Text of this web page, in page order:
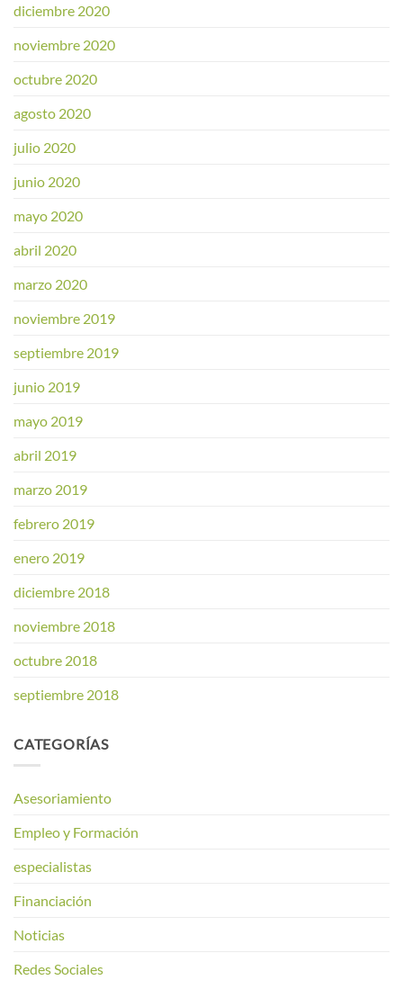
diciembre 2020
noviembre 2020
octubre 2020
agosto 2020
julio 2020
junio 2020
mayo 2020
abril 2020
marzo 2020
noviembre 2019
septiembre 2019
junio 2019
mayo 2019
abril 2019
marzo 2019
febrero 2019
enero 2019
diciembre 2018
noviembre 2018
octubre 2018
septiembre 2018
CATEGORÍAS
Asesoriamiento
Empleo y Formación
especialistas
Financiación
Noticias
Redes Sociales